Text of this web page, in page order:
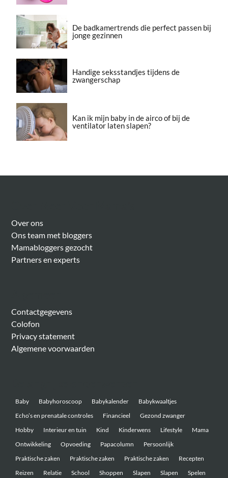
De badkamertrends die perfect passen bij
jonge gezinnen
Handige seksstandjes tijdens de
zwangerschap
Kan ik mijn baby in de airco of bij de
ventilator laten slapen?
Over ons
Ons team met bloggers
Mamabloggers gezocht
Partners en experts
Contactgegevens
Colofon
Privacy statement
Algemene voorwaarden
Baby Babyhoroscoop Babykalender
Babykwaaltjes
Echo’s en prenatale controles
Financieel
Gezond zwanger
Hobby
Interieur en tuin Kind Kinderwens Lifestyle
Mama
Ontwikkeling
Opvoeding Papacolumn
Persoonlijk
Praktische zaken
Praktische zaken Praktische zaken
Recepten
Reizen
Relatie School Shoppen Slapen Slapen Spelen